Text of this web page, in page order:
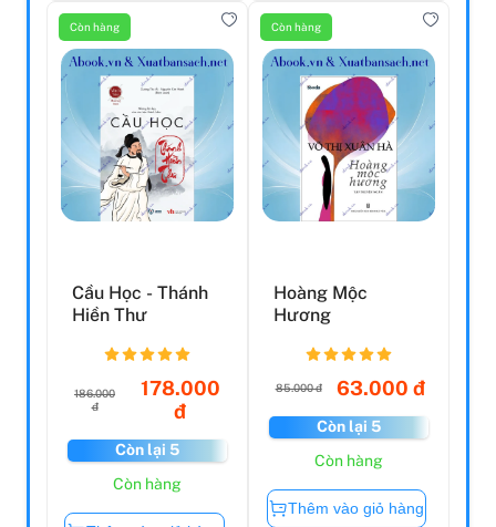
Còn hàng
Cầu Học - Thánh
Hiền Thư
186.000
đ
178.000
đ
Còn lại 5
Còn hàng
Còn hàng
Hoàng Mộc
Hương
85.000 đ 63.000 đ
Còn lại 5
Còn hàng
Thêm vào giỏ hàng